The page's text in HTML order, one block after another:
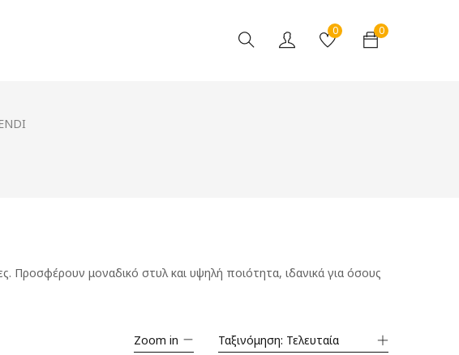
0
0
Προσφέρουν μοναδικό στυλ και υψηλή ποιότητα, ιδανικά για όσους
Ταξινόμηση: Τελευταία
Zoom in